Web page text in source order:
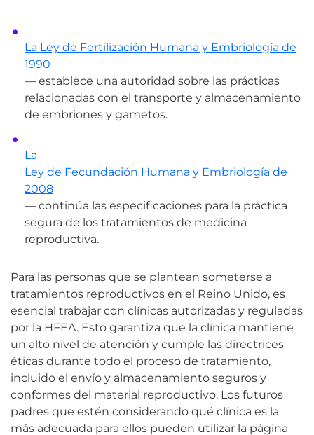
La Ley de Fertilización Humana y Embriología de
1990
— establece una autoridad sobre las prácticas
relacionadas con el transporte y almacenamiento
de embriones y gametos.
La
Ley de Fecundación Humana y Embriología de
2008
— continúa las especificaciones para la práctica
segura de los tratamientos de medicina
reproductiva.
Para las personas que se plantean someterse a
tratamientos reproductivos en el Reino Unido, es
esencial trabajar con clínicas autorizadas y reguladas
por la HFEA. Esto garantiza que la clínica mantiene
un alto nivel de atención y cumple las directrices
éticas durante todo el proceso de tratamiento,
incluido el envío y almacenamiento seguros y
conformes del material reproductivo. Los futuros
padres que estén considerando qué clínica es la
más adecuada para ellos pueden utilizar la página